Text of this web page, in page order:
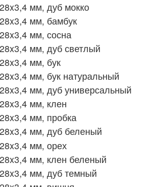
мм, дуб мокко
мм, бамбук
мм, сосна
мм, дуб светлый
мм, бук
мм, бук натуральный
мм, дуб универсальный
мм, клен
мм, пробка
мм, дуб беленый
мм, орех
мм, клен беленый
мм, дуб темный